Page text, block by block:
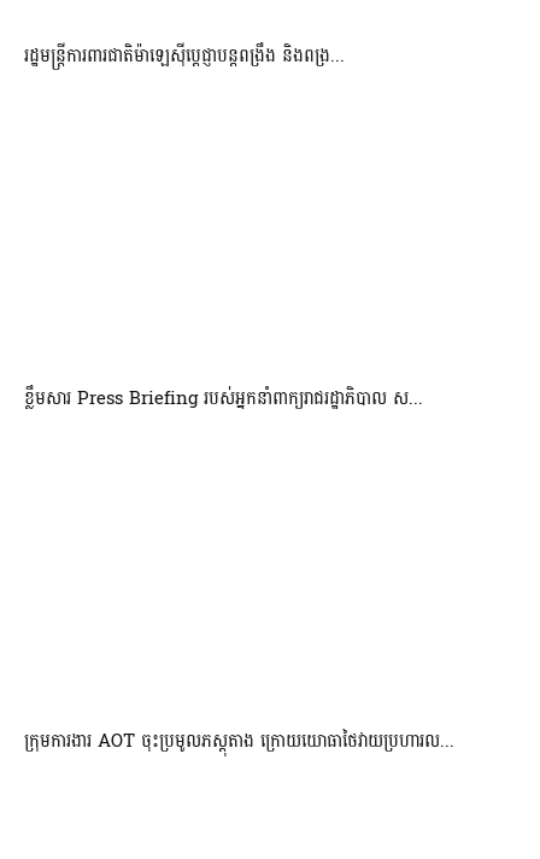
រដ្ឋមន្ត្រីការពារជាតិម៉ាឡេស៊ីប្ដេជ្ញាបន្តពង្រឹង និងពង្រ...
ខ្លឹមសារ Press Briefing របស់អ្នកនាំពាក្យរាជរដ្ឋាភិបាល ស...
ក្រុមការងារ AOT ចុះប្រមូលភស្តុតាង ក្រោយយោធាថៃវាយប្រហារល...